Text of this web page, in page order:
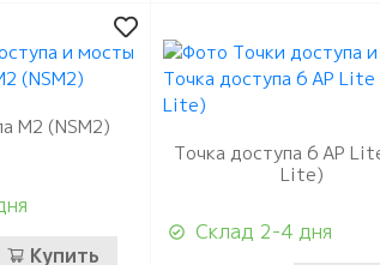
M2 (NSM2)
Купить
Точка доступа 6 AP
Lite)
Склад 2-4 дня